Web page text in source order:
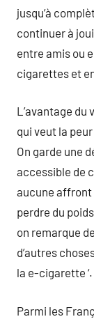
jusqu’à
continuer à
entre amis ou
cigarettes et
L’avantage du
qui veut la peur
On garde une
accessible de
aucune affront
perdre du
on remarque
d’autres
la e-cigarette ‘.
Parmi les